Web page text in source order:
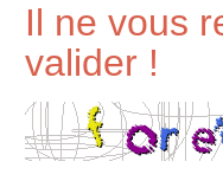
Il ne vous
valider !